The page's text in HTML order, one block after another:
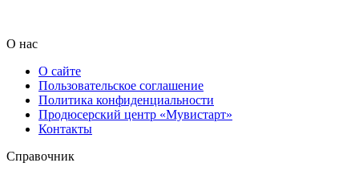
О нас
О сайте
Пользовательское соглашение
Политика конфиденциальности
Продюсерский центр «Мувистарт»
Контакты
Справочник